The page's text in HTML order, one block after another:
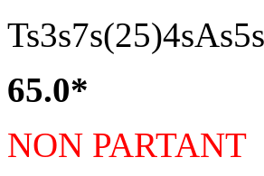
65.0*
NON PARTANT